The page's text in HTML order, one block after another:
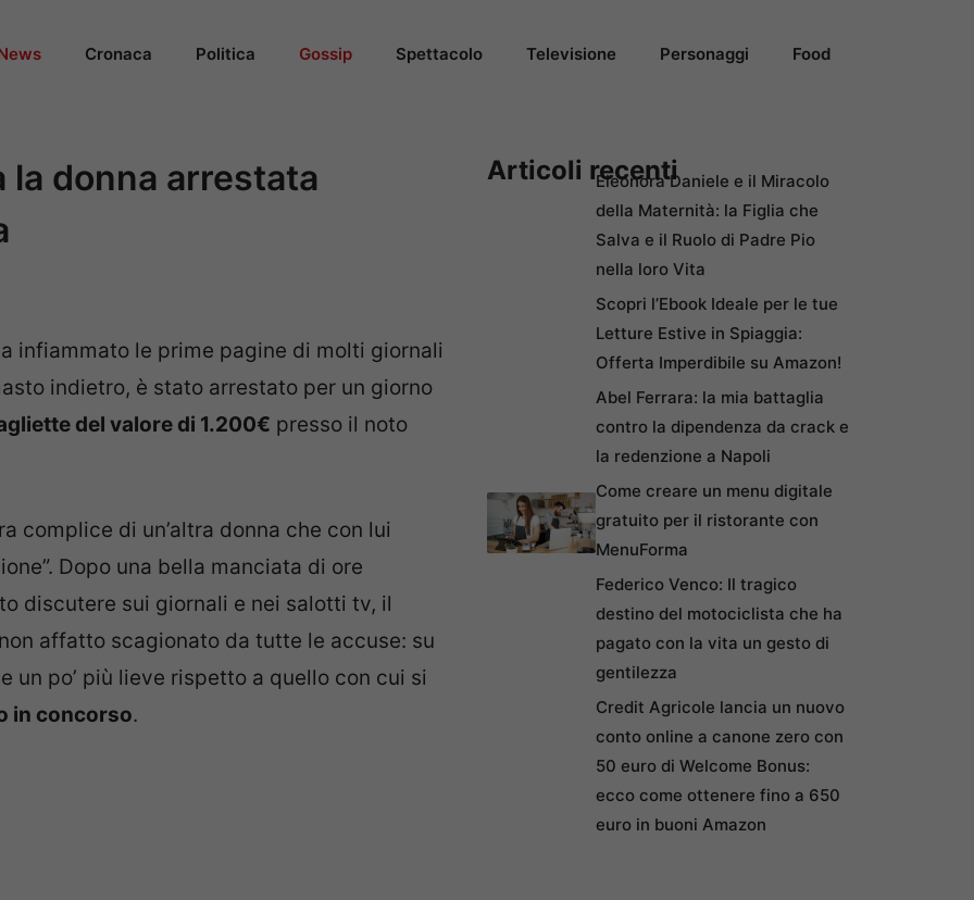
Cronaca Politica Gossip Spettacolo Televisione Personaggi Food
la donna arrestata
infiammato le prime pagine di molti giornali
indietro, è stato arrestato per un giorno
del valore di 1.200€ presso il noto
complice di un’altra donna che con lui
Dopo una bella manciata di ore
discutere sui giornali e nei salotti tv, il
affatto scagionato da tutte le accuse: su
un po’ più lieve rispetto a quello con cui si
in concorso.
Articoli recentiEleonora Daniele e il Miracolo
della Maternità: la Figlia che
Salva e il Ruolo di Padre Pio
nella loro Vita
Scopri l’Ebook Ideale per le tue
Letture Estive in Spiaggia:
Offerta Imperdibile su Amazon!
Abel Ferrara: la mia battaglia
contro la dipendenza da crack e
la redenzione a Napoli
Come creare un menu digitale
gratuito per il ristorante con
MenuForma
Federico Venco: Il tragico
destino del motociclista che ha
pagato con la vita un gesto di
gentilezza
Credit Agricole lancia un nuovo
conto online a canone zero con
50 euro di Welcome Bonus:
ecco come ottenere fino a 650
euro in buoni Amazon